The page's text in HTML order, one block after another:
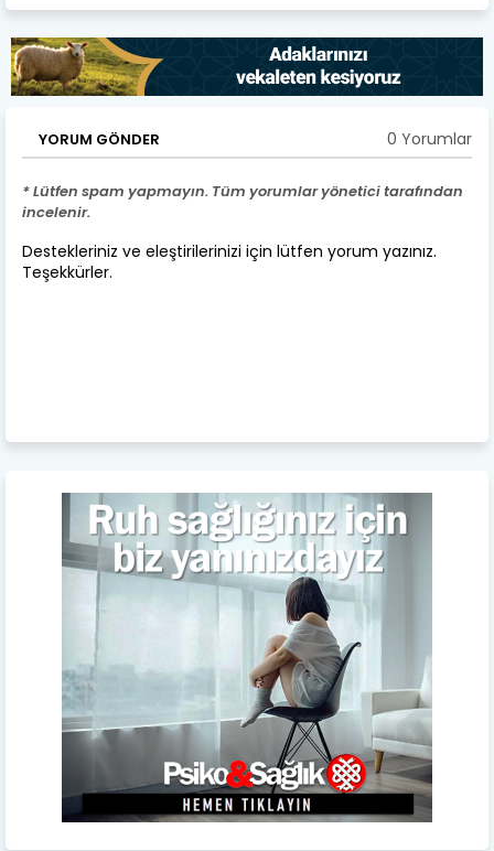
YORUM GÖNDER 0 Yorumlar
* Lütfen spam yapmayın. Tüm yorumlar yönetici tarafından
incelenir.
Destekleriniz ve eleştirilerinizi için lütfen yorum yazınız.
Teşekkürler.